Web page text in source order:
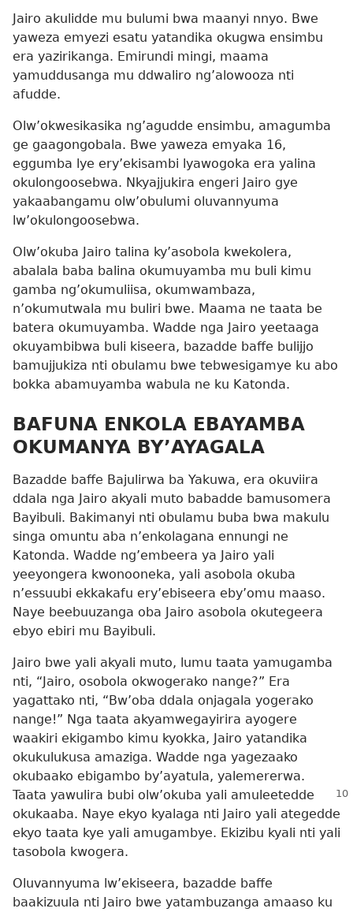
Jairo akulidde mu bulumi bwa maanyi nnyo. Bwe
yaweza emyezi esatu yatandika okugwa ensimbu
era yazirikanga. Emirundi mingi, maama
yamuddusanga mu ddwaliro ng’alowooza nti
afudde.
Olw’okwesikasika ng’agudde ensimbu, amagumba
ge gaagongobala. Bwe yaweza emyaka 16,
eggumba lye ery’ekisambi lyawogoka era yalina
okulongoosebwa. Nkyajjukira engeri Jairo gye
yakaabangamu olw’obulumi oluvannyuma
lw’okulongoosebwa.
Olw’okuba Jairo talina ky’asobola kwekolera,
abalala baba balina okumuyamba mu buli kimu
gamba ng’okumuliisa, okumwambaza,
n’okumutwala mu buliri bwe. Maama ne taata be
batera okumuyamba. Wadde nga Jairo yeetaaga
okuyambibwa buli kiseera, bazadde baffe bulijjo
bamujjukiza nti obulamu bwe tebwesigamye ku abo
bokka abamuyamba wabula ne ku Katonda.
BAFUNA ENKOLA EBAYAMBA
OKUMANYA BY’AYAGALA
Bazadde baffe Bajulirwa ba Yakuwa, era okuviira
ddala nga Jairo akyali muto babadde bamusomera
Bayibuli. Bakimanyi nti obulamu buba bwa makulu
singa omuntu aba n’enkolagana ennungi ne
Katonda. Wadde ng’embeera ya Jairo yali
yeeyongera kwonooneka, yali asobola okuba
n’essuubi ekkakafu ery’ebiseera eby’omu maaso.
Naye beebuuzanga oba Jairo asobola okutegeera
ebyo ebiri mu Bayibuli.
Jairo bwe yali akyali muto, lumu taata yamugamba
nti, “Jairo, osobola okwogerako nange?” Era
yagattako nti, “Bw’oba ddala onjagala yogerako
nange!” Nga taata akyamwegayirira ayogere
waakiri ekigambo kimu kyokka, Jairo yatandika
okukulukusa amaziga. Wadde nga yagezaako
okubaako ebigambo by’ayatula, yalemererwa.
Taata yawulira bubi olw’okuba yali amuleetedde
okukaaba. Naye ekyo kyalaga nti Jairo yali ategedde
ekyo taata kye yali amugambye. Ekizibu kyali nti yali
tasobola kwogera.
Oluvannyuma lw’ekiseera, bazadde baffe
baakizuula nti Jairo bwe yatambuzanga amaaso ku